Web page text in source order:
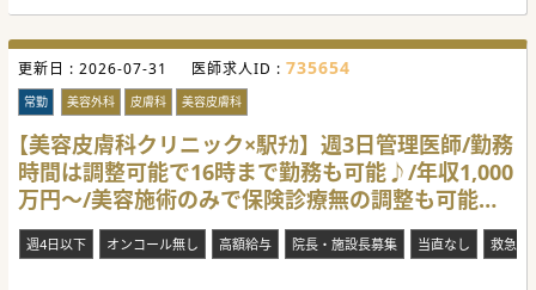
もご相談いただけます。
■勤務時間については柔軟にご相談が可能で、先生のご希望
をお聞きした上で調整いたします。「10:00からの勤務開
始」や「16:00までの時短勤務」等についても検討可能です
ので、子育て中の先生方にもおすすめの求人です。
■現在の管理医師がご家庭の事情で勤務継続が困難となった
ため、後任としてご勤務いただける先生をお探ししておりま
す。
【具体的な業務内容】
■現在の管理医師は保険診療をメインに担当されており、非
常勤医師が美容診療を担当されています。現在の外来患者数
■保険診療のみのご相談も可能です。クリニックとしては美
容診療もできる限り取り入れていきたい考えですが、外科的
更新日 : 2026-07-31 医師求人ID : 735654
常勤 美容外科 皮膚科 美容皮膚科
【美容皮膚科クリニック×駅ﾁｶ】週3日管理医師/勤務
時間は調整可能で16時まで勤務も可能♪/年収1,000
万円～/美容施術のみで保険診療無の調整も可能で
す
週4日以下 オンコール無し 高額給与 院長・施設長募集 当直なし 救急対